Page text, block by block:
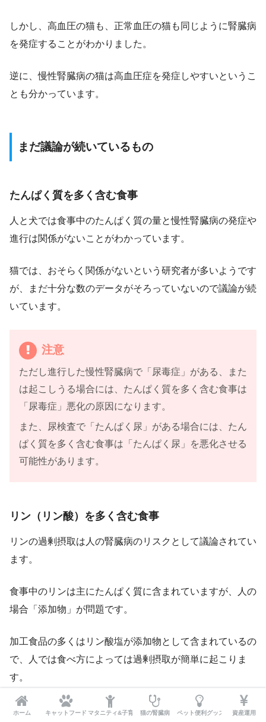
しかし、高血圧の猫も、正常血圧の猫も同じように腎臓病
を発症することがわかりました。
逆に、慢性腎臓病の猫は高血圧症を発症しやすいというこ
とも分かっています。
まだ議論が続いているもの
たんぱく質を多く含む食事
人と犬では食事中のたんぱく質の量と慢性腎臓病の発症や
進行は関係がないことがわかっています。
猫では、おそらく関係がないという研究者が多いようです
が、まだ十分な数のデータがそろっていないので議論が続
いています。
注意
ただし進行した慢性腎臓病で「尿毒症」がある、また
は起こしうる場合には、たんぱく質を多く含む食事は
「尿毒症」悪化の原因になります。
また、尿検査で「たんぱく尿」がある場合には、たん
ぱく質を多く含む食事は「たんぱく尿」を悪化させる
可能性があります。
リン（リン酸）を多く含む食事
リンの過剰摂取は人の腎臓病のリスクとして議論されてい
ます。
食事中のリンは主にたんぱく質に含まれていますが、人の
場合「添加物」が問題です。
加工食品の多くはリン酸塩が添加物として含まれているの
で、人では食べ方によっては過剰摂取が簡単に起こりま
す。
一般的な猫の食事でリンの過剰摂取は起こらないと思いま
ホーム キャットフード マタニティ&子育て 猫の腎臓病 ペット便利グッズ 資産運用